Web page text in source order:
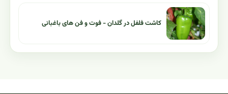
کاشت فلفل در گلدان - فوت و فن های باغبانی